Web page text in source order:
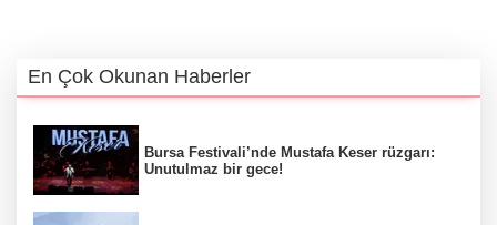
En Çok Okunan Haberler
Bursa Festivali’nde Mustafa Keser rüzgarı:
Unutulmaz bir gece!